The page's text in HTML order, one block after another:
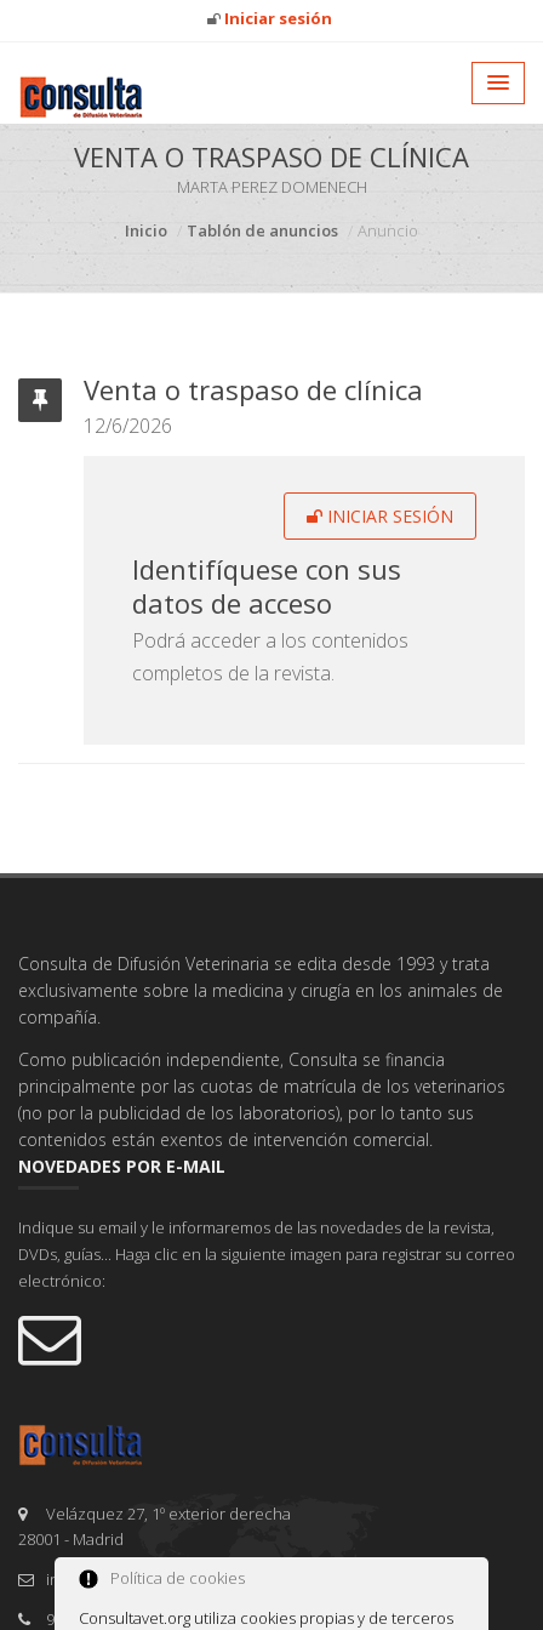
Iniciar sesión
VENTA O TRASPASO DE CLÍNICA
MARTA PEREZ DOMENECH
Inicio
Tablón de anuncios Anuncio
Venta o traspaso de clínica
12/6/2026
INICIAR SESIÓN
Identifíquese con sus
datos de acceso
Podrá acceder a los contenidos
completos de la revista.
Consulta de Difusión Veterinaria se edita desde 1993 y trata
exclusivamente sobre la medicina y cirugía en los animales de
compañía.
Como publicación independiente, Consulta se financia
principalmente por las cuotas de matrícula de los veterinarios
(no por la publicidad de los laboratorios), por lo tanto sus
contenidos están exentos de intervención comercial.
NOVEDADES POR E-MAIL
Indique su email y le informaremos de las novedades de la revista,
DVDs, guías... Haga clic en la siguiente imagen para registrar su correo
electrónico:
Velázquez 27, 1º exterior derecha
28001 - Madrid
info@consultavet.org
91 995 38 25
Política de cookies
Consultavet.org utiliza cookies propias y de terceros